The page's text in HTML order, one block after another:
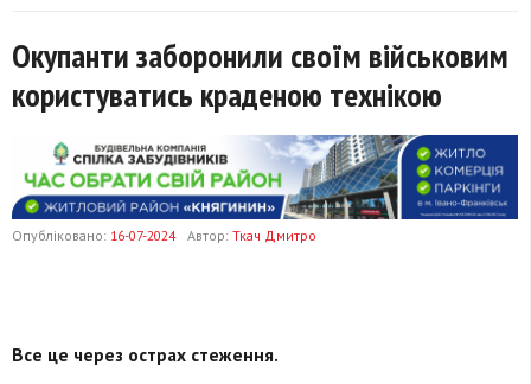
Окупанти заборонили своїм військовим
користуватись краденою технікою
Опубліковано: 16-07-2024 Автор: Ткач Дмитро
Все це через острах стеження.